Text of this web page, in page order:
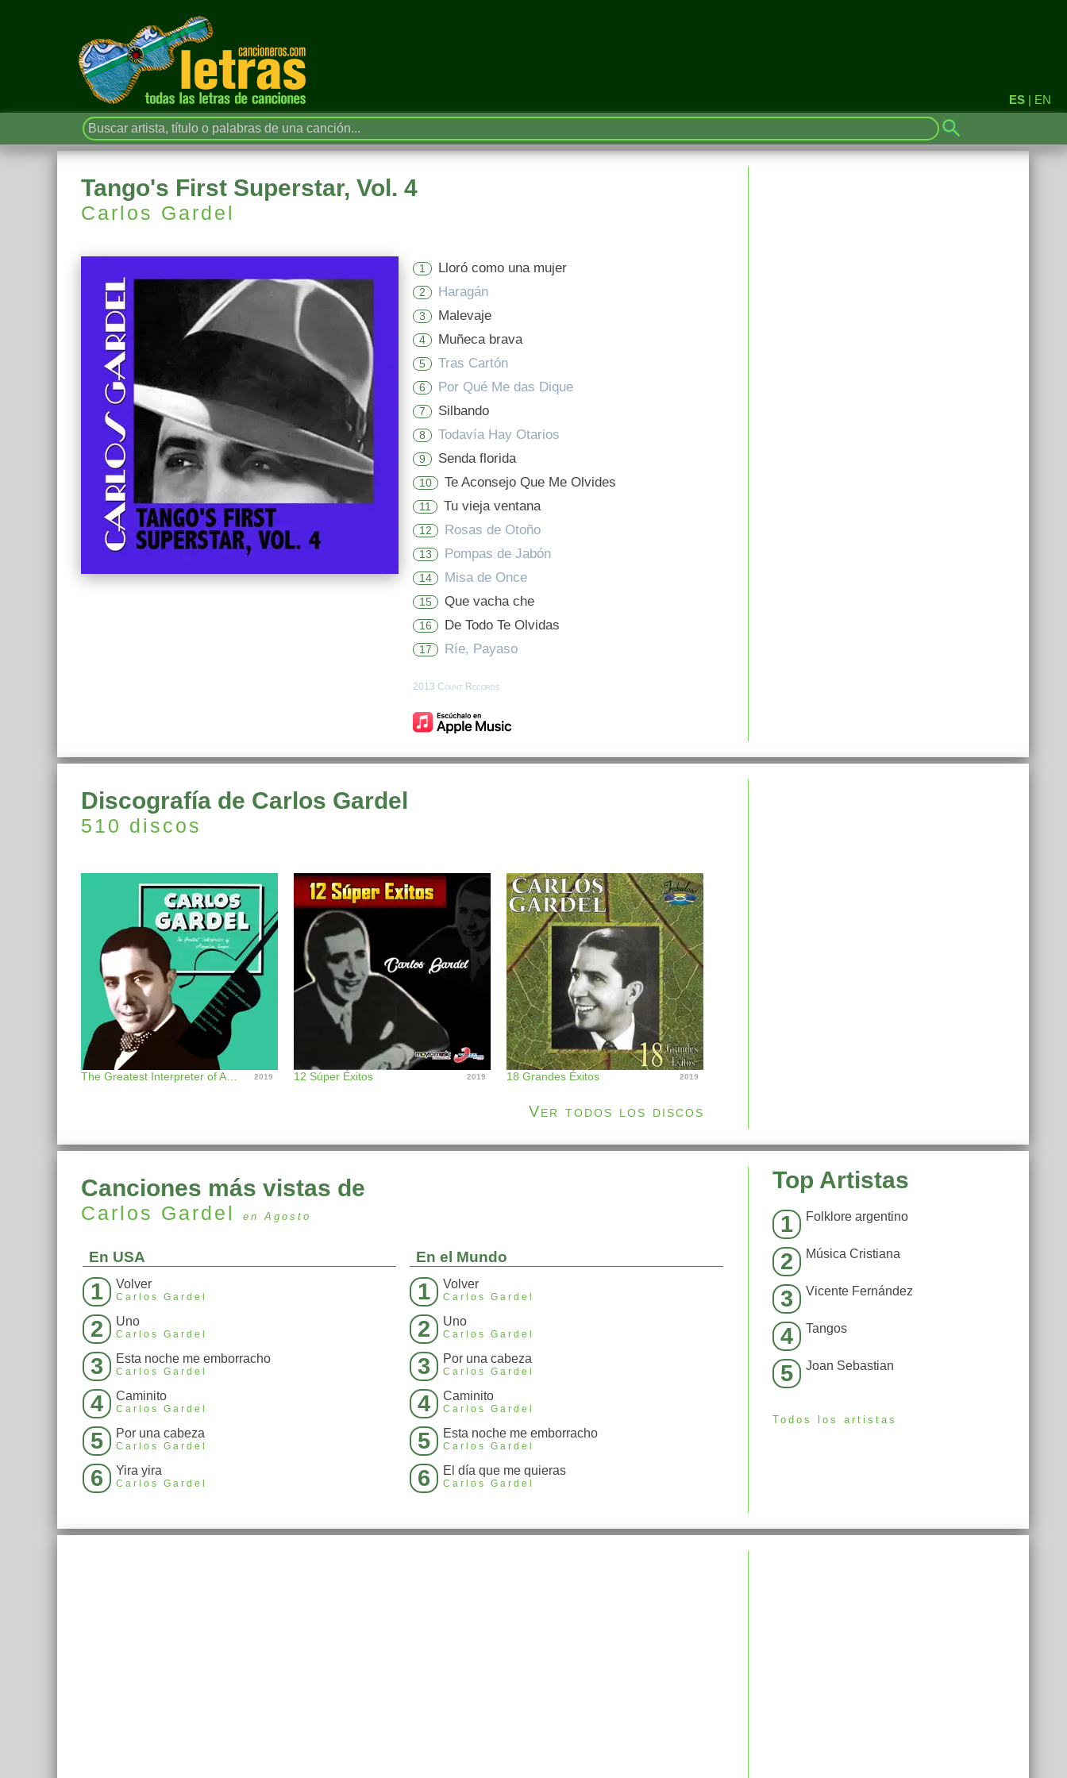
ES | EN
Tango's First Superstar, Vol. 4
Carlos Gardel
1 Lloró como una mujer
2 Haragán
3 Malevaje
4 Muñeca brava
5 Tras Cartón
6 Por Qué Me das Dique
7 Silbando
8 Todavía Hay Otarios
9 Senda florida
10 Te Aconsejo Que Me Olvides
11 Tu vieja ventana
12 Rosas de Otoño
13 Pompas de Jabón
14 Misa de Once
15 Que vacha che
16 De Todo Te Olvidas
17 Ríe, Payaso
2013 Count Records
Discografía de Carlos Gardel
510 discos
2019 12 Súper Éxitos 2019 18 Grandes Éxitos 2019
Ver todos los discos
Canciones más vistas de
Carlos Gardel en Agosto
En USA
1 Volver
Carlos Gardel
2 Uno
Carlos Gardel
3 Esta noche me emborracho
Carlos Gardel
4 Caminito
Carlos Gardel
5 Por una cabeza
Carlos Gardel
6 Yira yira
Carlos Gardel
En el Mundo
1 Volver
Carlos Gardel
2 Uno
Carlos Gardel
3 Por una cabeza
Carlos Gardel
4 Caminito
Carlos Gardel
5 Esta noche me emborracho
Carlos Gardel
6 El día que me quieras
Carlos Gardel
Top Artistas
1 Folklore argentino
2 Música Cristiana
3 Vicente Fernández
4 Tangos
5 Joan Sebastian
Todos los artistas